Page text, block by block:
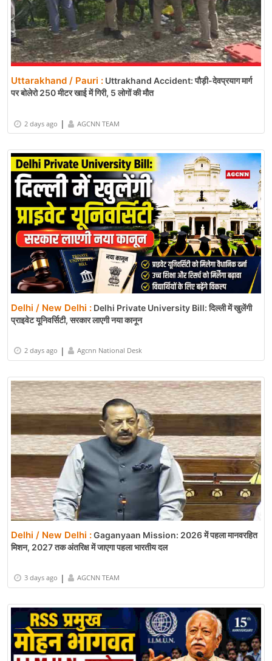
Uttarakhand / Pauri : Uttrakhand Accident: पौड़ी-देवप्रयाग मार्ग
पर बोलेरो 250 मीटर खाई में गिरी, 5 लोगों की मौत
2 days ago | AGCNN TEAM
Delhi / New Delhi : Delhi Private University Bill: दिल्ली में खुलेंगी
प्राइवेट यूनिवर्सिटी, सरकार लाएगी नया कानून
2 days ago | Agcnn National Desk
Delhi / New Delhi :Gaganyaan Mission: 2026 में पहला मानवरहित
मिशन, 2027 तक अंतरिक्ष में जाएगा पहला भारतीय दल
3 days ago | AGCNN TEAM